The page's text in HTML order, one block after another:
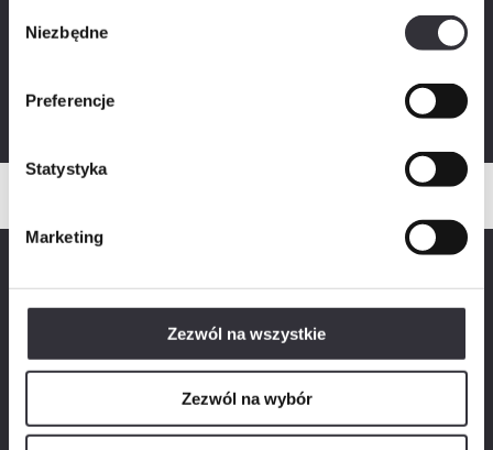
zgody
Niezbędne
Preferencje
Statystyka
Marketing
Zezwól na wszystkie
Zezwól na wybór
Powierzchnia (m²)
Mieszkania
Kontakt